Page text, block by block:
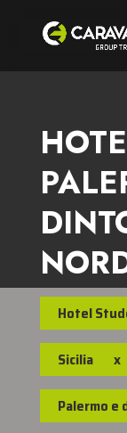
Hotel
Sicilia x
Palermo e